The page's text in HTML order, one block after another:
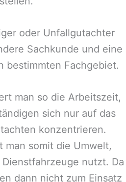
oder Unfallgutachter
Sachkunde und eine
bestimmten Fachgebiet.
man so die Arbeitszeit,
sich nur auf das
konzentrieren.
man somit die Umwelt,
nutzt. Da
dann nicht zum Einsatz